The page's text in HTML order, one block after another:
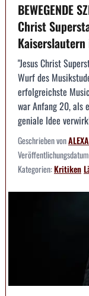
BEWEGENDE
Christ
Kaiserslautern
"Jesus Christ
Wurf des
erfolgreichste
war Anfang 20, als
geniale Idee
Geschrieben von
Kategorien:Kritiken